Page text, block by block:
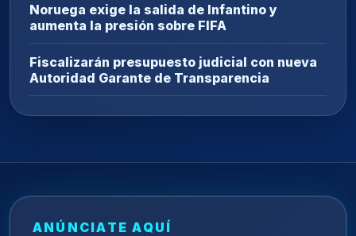
Noruega exige la salida de Infantino y
aumenta la presión sobre FIFA
Fiscalizarán presupuesto judicial con nueva
Autoridad Garante de Transparencia
ANÚNCIATE AQUÍ